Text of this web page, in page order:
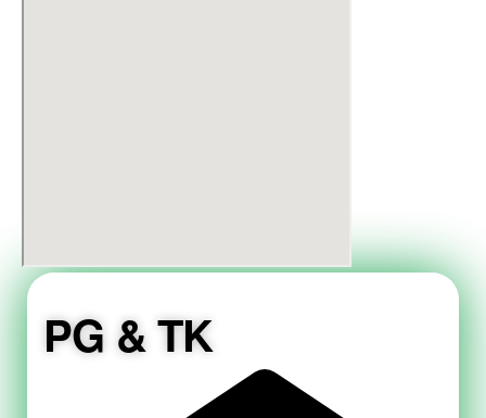
PG & TK